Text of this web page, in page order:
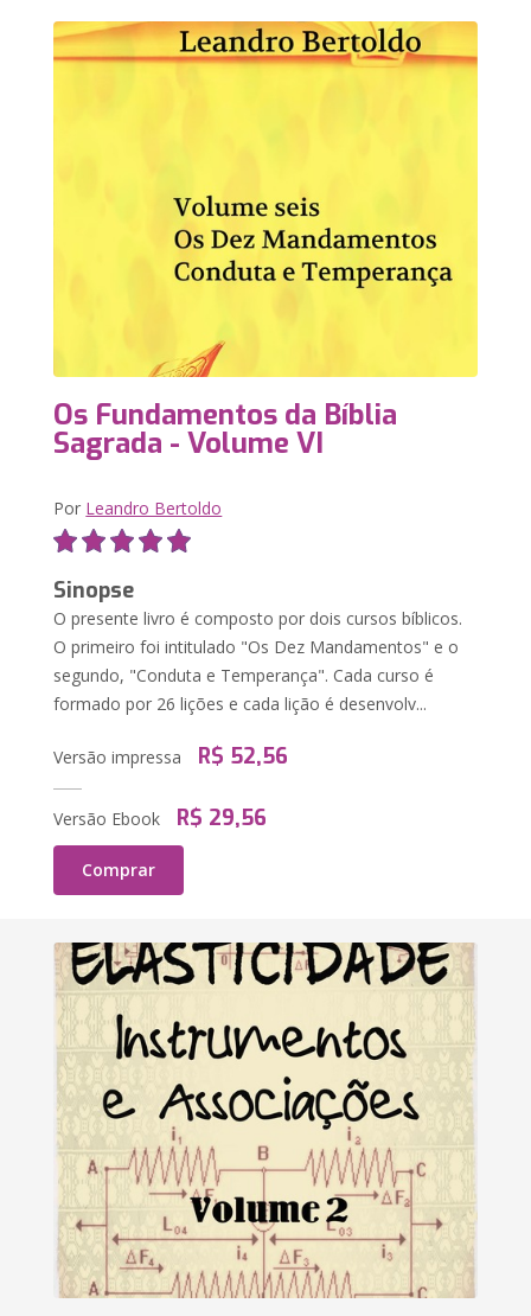
Os Fundamentos da Bíblia
Sagrada - Volume VI
Por Leandro Bertoldo
Sinopse
O presente livro é composto por dois cursos bíblicos.
O primeiro foi intitulado "Os Dez Mandamentos" e o
segundo, "Conduta e Temperança". Cada curso é
formado por 26 lições e cada lição é desenvolv...
Versão impressa R$ 52,56
Versão Ebook R$ 29,56
Comprar